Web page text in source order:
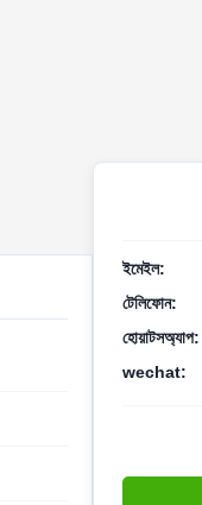
ইমেইল:
টেলিফোন:
হোয়াটসঅ্যাপ:
wechat: